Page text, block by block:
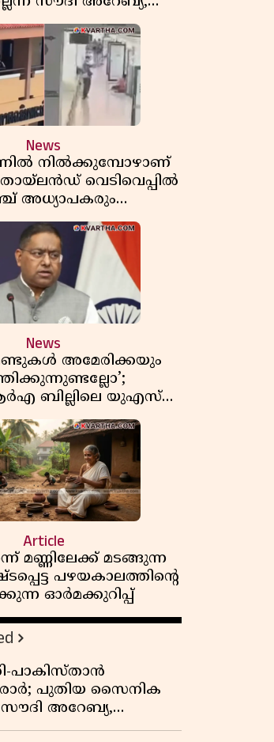
ഇറാൻ
News
നിൽക്കുമ്പോഴാണ്
തായ്‌ലൻഡ് വെടിവെപ്പിൽ
അധ്യാപകരും
കൊല്ലപ്പെട്ടു,
7; ഞെട്ടിക്കുന്ന
News
അമേരിക്കയും
ബില്ലിലെ യുഎസ്
മറുപടിയുമായി ഇന്ത്യ
Article
മണ്ണിലേക്ക് മടങ്ങുന്ന
പഴയകാലത്തിൻ്റെ
ഓർമക്കുറിപ്പ്
പാകിസ്താൻ
പുതിയ സൈനിക
സൗദി അറേബ്യ,
ഇറാൻ